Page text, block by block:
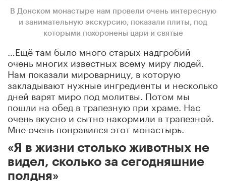
В Донском монастыре нам провели очень интересную
и занимательную экскурсию, показали плиты, под
которыми похоронены цари и святые
…Ещё там было много старых надгробий
очень многих известных всему миру людей.
Нам показали мироварницу, в которую
закладывают нужные ингредиенты и несколько
дней варят миро под молитвы. Потом мы
пошли на обед в трапезную при храме. Нас
очень вкусно и сытно накормили в трапезной.
Мне очень понравился этот монастырь.
«Я в жизни столько животных не
видел, сколько за сегодняшние
полдня»